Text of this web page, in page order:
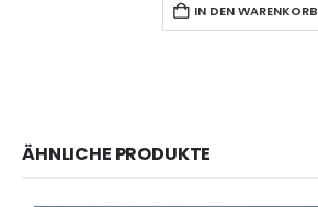
IN DEN WARENKORB
ÄHNLICHE PRODUKTE